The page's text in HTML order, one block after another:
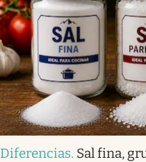
Diferencias. Sal fina,